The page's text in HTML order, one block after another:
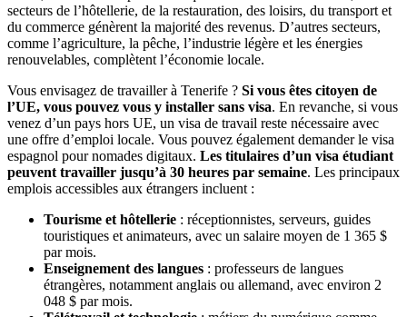
secteurs de l’hôtellerie, de la restauration, des loisirs, du transport et
du commerce génèrent la majorité des revenus. D’autres secteurs,
comme l’agriculture, la pêche, l’industrie légère et les énergies
renouvelables, complètent l’économie locale.
Vous envisagez de travailler à Tenerife ? Si vous êtes citoyen de
l’UE, vous pouvez vous y installer sans visa. En revanche, si vous
venez d’un pays hors UE, un visa de travail reste nécessaire avec
une offre d’emploi locale. Vous pouvez également demander le visa
espagnol pour nomades digitaux. Les titulaires d’un visa étudiant
peuvent travailler jusqu’à 30 heures par semaine. Les principaux
emplois accessibles aux étrangers incluent :
Tourisme et hôtellerie : réceptionnistes, serveurs, guides
touristiques et animateurs, avec un salaire moyen de 1 365 $
par mois.
Enseignement des langues : professeurs de langues
étrangères, notamment anglais ou allemand, avec environ 2
048 $ par mois.